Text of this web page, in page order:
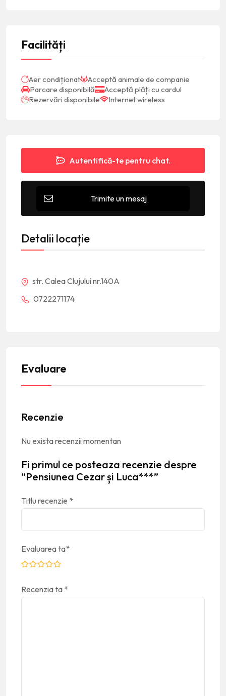
Facilități
Aer condiționat
Acceptă animale de companie
Parcare disponibilă
Acceptă plăți cu cardul
Rezervări disponibile
Internet wireless
Autentifică-te pentru chat.
Trimite un mesaj
Detalii locație
str. Calea Clujului nr.140A
0722271174
Evaluare
Recenzie
Nu exista recenzii momentan
Fi primul ce posteaza recenzie despre
“Pensiunea Cezar și Luca***”
Titlu recenzie *
Evaluarea ta*
Recenzia ta *